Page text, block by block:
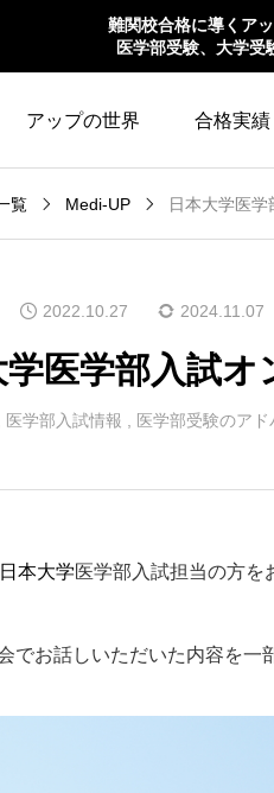
難関校合格に導くア
医学部受験、大学受
アップの世界 合格実績
覧 Medi-UP 日本大学医
2022.10.27 2024.11.07
学医学部入試
医学部入試情報 医学部受験のアド
日本大学医学部入試担当の方を
でお話しいただいた内容を一